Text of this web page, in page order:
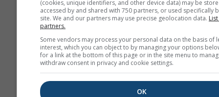
(cookies, unique identifiers, and other device data) may be
accessed by and shared with 750 partners, or used specifically
site. We and our partners may use precise geolocation data.
partners.
Some vendors may process your personal data on the basis of
interest, which you can object to by managing your options
for a link at the bottom of this page or in the site menu to
withdraw consent in privacy and cookie settings.
OK